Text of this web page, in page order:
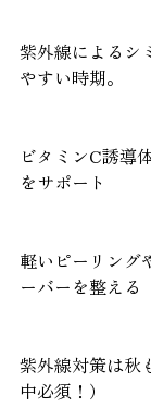
紫外線によるシ
やすい時期。
ビタミンC誘導
をサポート
軽いピーリング
ーバーを整える
紫外線対策は秋
中必須！）